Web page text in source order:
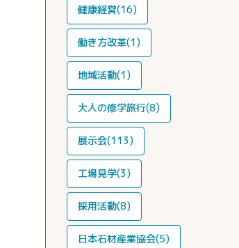
健康経営(16)
働き方改革(1)
地域活動(1)
大人の修学旅行(8)
展示会(113)
工場見学(3)
採用活動(8)
日本石材産業協会(5)